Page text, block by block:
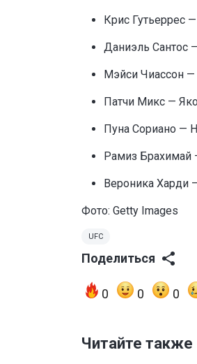
Крис Гутьеррес
Даниэль
Мэйси Чиассон —
Патчи Микс —
Пуна Сориано —
Рамиз Брахимай
Вероника Харди
Фото: Getty Images
UFC
Поделиться
0 0 0
Читайте также